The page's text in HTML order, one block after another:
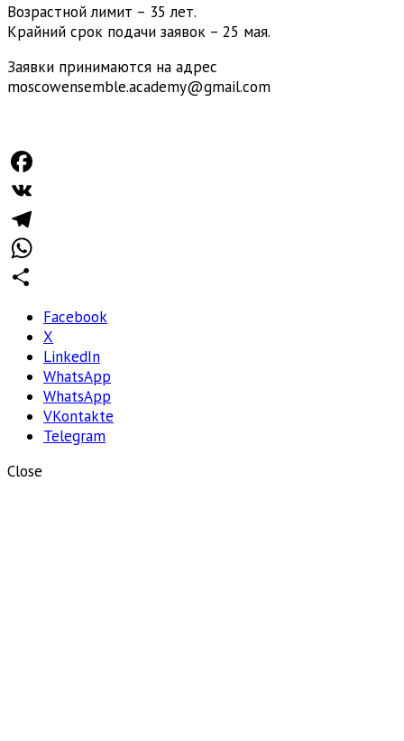
Возрастной лимит – 35 лет.
Крайний срок подачи заявок – 25 мая.
Заявки принимаются на адрес
moscowensemble.academy@gmail.com
Facebook
VK
Telegram
WhatsApp
Facebook
X
LinkedIn
WhatsApp
WhatsApp
VKontakte
Telegram
Close